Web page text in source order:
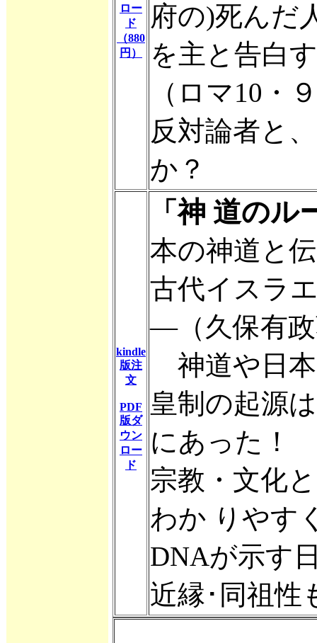
ロー
ド
（880
円）
府の)死んだ
を主と告白
（ロマ10・
反対論者と
か？
kindle
版注
文
PDF
版ダ
ウン
ロー
ド
「神 道のル
本の神道と
古代イスラ
―（久保有
神道や日
皇制の起源
にあった！
宗教・文化
わか りやす
DNAが示す
近縁･同祖性